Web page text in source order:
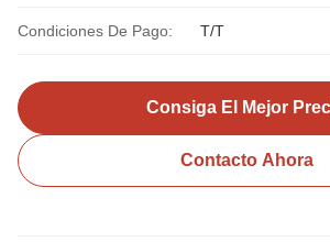
Condiciones De Pago: T/T
Consiga El Mejor
Contacto Ahora